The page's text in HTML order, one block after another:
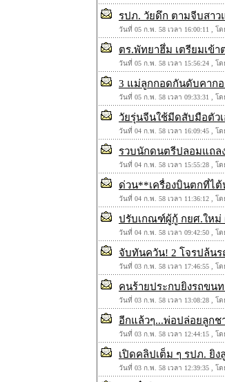
รปภ. วัยดึก ตามจีบสาว
วันที่ 05 ก.พ. 58 เวลา 16:00:11 , โ
ตร.พัทยาฮึ่ม เตรียมเข้
วันที่ 05 ก.พ. 58 เวลา 15:56:24 , โ
3 แม่ลูกกอดกันดับคากอ
วันที่ 05 ก.พ. 58 เวลา 09:33:31 , โ
วัยรุ่นจีนใช้มีดสับมือตัวเ
วันที่ 04 ก.พ. 58 เวลา 16:09:45 , โ
รวบนักดนตรีปลอมแถล
วันที่ 04 ก.พ. 58 เวลา 15:55:28 , โ
ด่วน**เครื่องบินตกที่ไต้
วันที่ 04 ก.พ. 58 เวลา 11:36:12 , โ
ปรับเกณฑ์ผู้กู้ กยศ.ใหม่
วันที่ 04 ก.พ. 58 เวลา 09:42:50 , โ
จับทันควัน! 2 โจรปล้น
วันที่ 03 ก.พ. 58 เวลา 17:46:55 , โ
คนร้ายประกบยิงรถขน
วันที่ 03 ก.พ. 58 เวลา 13:08:28 , โ
อีกแล้วๆ...พ่อปล่อยลูก
วันที่ 03 ก.พ. 58 เวลา 12:44:15 , โ
เปิดคลิปเต็ม ๆ รปภ. ยิ
วันที่ 03 ก.พ. 58 เวลา 12:39:35 , โ